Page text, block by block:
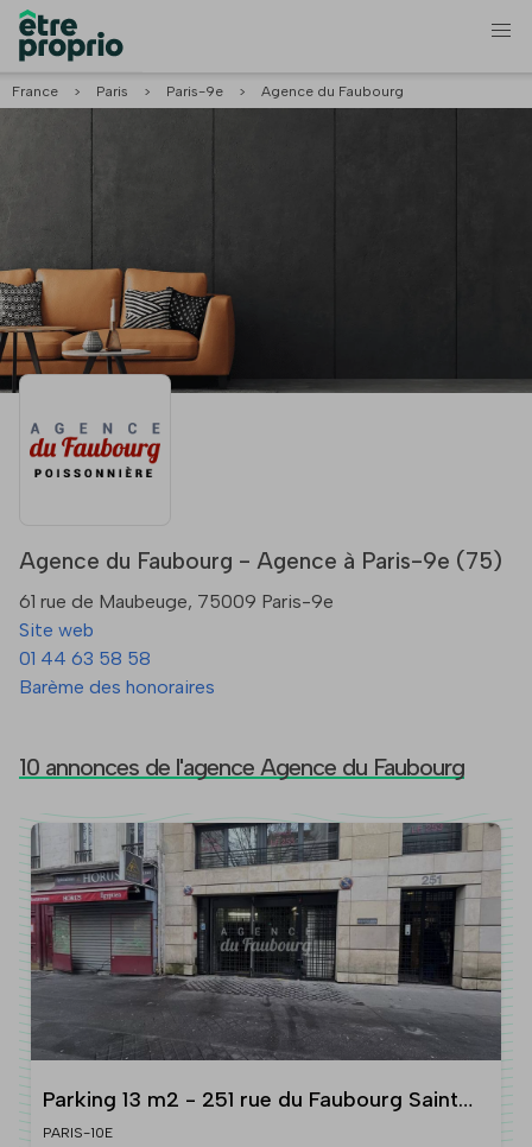
France > Paris > Paris-9e > Agence du Faubourg
Agence du Faubourg - Agence à Paris-9e (75)
61 rue de Maubeuge, 75009 Paris-9e
Site web
01 44 63 58 58
Barème des honoraires
10 annonces de l'agence Agence du Faubourg
Parking 13 m2 - 251 rue du Faubourg Saint
Martin -
PARIS-10E